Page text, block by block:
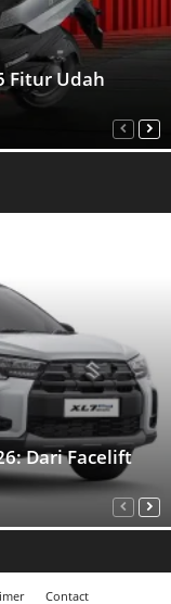
Fitur Udah
Dari Facelift
Contact